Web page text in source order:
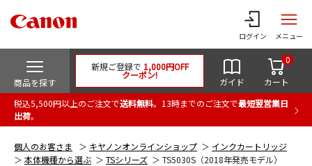
ログイン メニュー
商品を探す
新規ご登録で 1,000円OFF
クーポン!
ガイド カート
0
税込5,500円以上のご注文で送料無料。13時までのご注文で最短翌営業日
出荷。
個人のお客さま キヤノンオンラインショップ
インクカートリッジ
本体機種から選ぶ
TSシリーズ TS5030S（2018年発売モデル）